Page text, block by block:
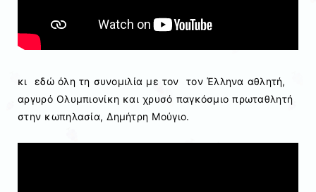
κι εδώ όλη τη συνομιλία με τον τον Έλληνα αθλητή,
αργυρό Ολυμπιονίκη και χρυσό παγκόσμιο πρωταθλητή
στην κωπηλασία, Δημήτρη Μούγιο.